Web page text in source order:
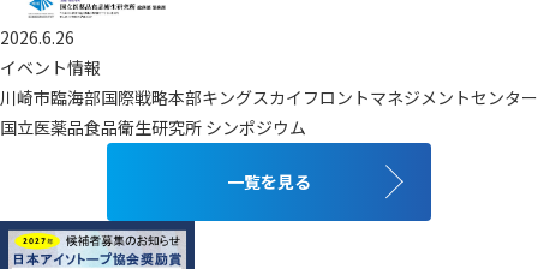
2026.6.26
イベント情報
川崎市臨海部国際戦略本部キングスカイフロントマネジメントセンター
国立医薬品食品衛生研究所 シンポジウム
一覧を見る